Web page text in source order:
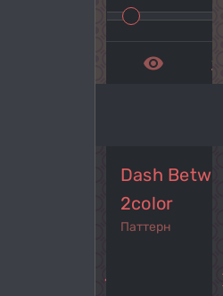
remove_red_eye
navigate_before
Dash
2color
Паттерн